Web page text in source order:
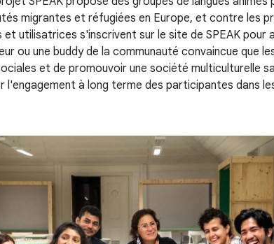
migrantes et réfugiées en Europe, et contre les
utilisatrices s'inscrivent sur le site de SPEAK pour
ou une buddy de la communauté convaincue que
et de promouvoir une société multiculturelle
l'engagement à long terme des participantes dans